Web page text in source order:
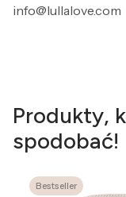
info@lullalove.com
Produkty,
spodobać!
Bestseller